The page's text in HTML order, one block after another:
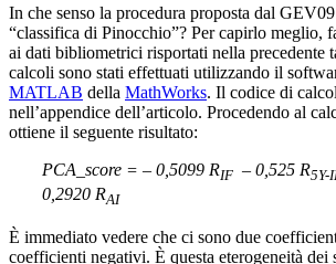
In che senso la procedura proposta dal
“classifica di Pinocchio”? Per capirlo meglio,
ai dati bibliometrici risportati nella precedente
calcoli sono stati effettuati utilizzando il
MATLAB della MathWorks. Il codice di
nell’appendice dell’articolo. Procedendo al
ottiene il seguente risultato:
PCA_score = – 0,5099 RIF – 0,525 R5Y-
0,2920 RAI
È immediato vedere che ci sono due
coefficienti negativi. È questa eterogeneità dei